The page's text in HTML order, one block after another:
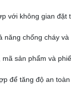
với không gian đặt
năng chống cháy
sản phẩm và
để tăng độ an